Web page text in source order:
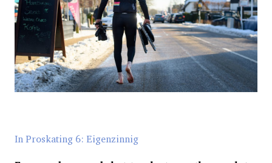
In Proskating 6: Eigenzinnig